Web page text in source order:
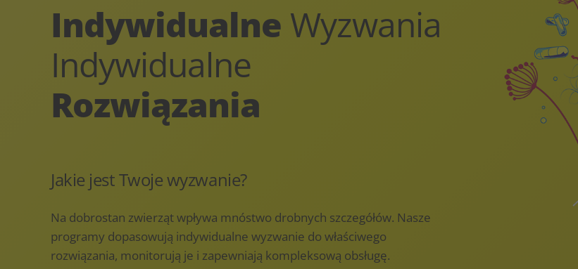
Indywidualne Wyzwania
Indywidualne
Rozwiązania
Jakie jest Twoje wyzwanie?
Na dobrostan zwierząt wpływa mnóstwo drobnych szczegółów. Nasze
programy dopasowują indywidualne wyzwanie do właściwego
rozwiązania, monitorują je i zapewniają kompleksową obsługę.